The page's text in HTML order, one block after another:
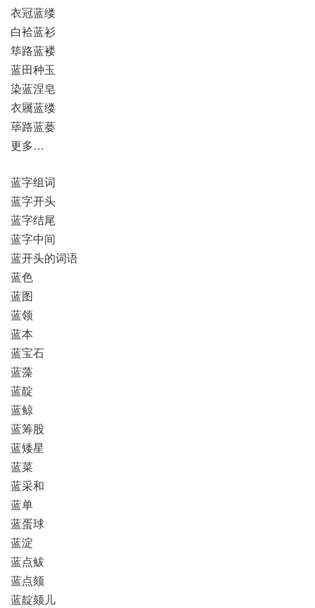
衣冠蓝缕
白袷蓝衫
筚路蓝褛
蓝田种玉
染蓝涅皂
衣屩蓝缕
荜路蓝蒌
更多…
蓝字组词
蓝字开头
蓝字结尾
蓝字中间
蓝开头的词语
蓝色
蓝图
蓝领
蓝本
蓝宝石
蓝藻
蓝靛
蓝鲸
蓝筹股
蓝矮星
蓝菜
蓝采和
蓝单
蓝蛋球
蓝淀
蓝点鲅
蓝点颏
蓝靛颏儿